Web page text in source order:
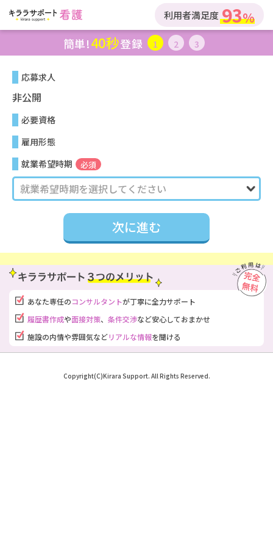
利用者満足度 93
簡単!40秒登録 1 2 3
応募求人
非公開
必要資格
雇用形態
就業希望時期
必須
次に進む
あなた専任のコンサルタントが丁寧に全力サポート
履歴書作成や面接対策、 条件交渉など安心しておまかせ
施設の内情や雰囲気などリアルな情報を聞ける
Copyright(C)Kirara Support. All Rights Reserved.